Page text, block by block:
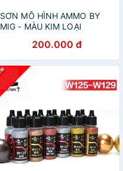
SƠN MÔ HÌNH AMMO BY
MIG - MÀU KIM LOẠI
200.000 đ